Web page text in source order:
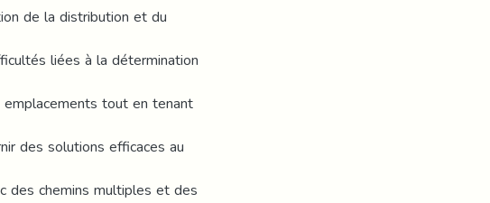
de la distribution et du
liées à la détermination
tout en tenant
des solutions efficaces au
des chemins multiples et des